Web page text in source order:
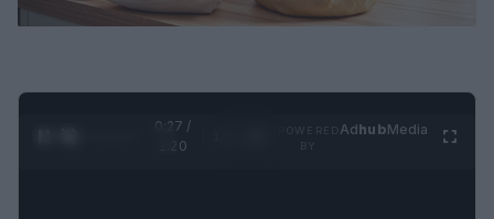
0:28 /
1:20
AdhubMedia